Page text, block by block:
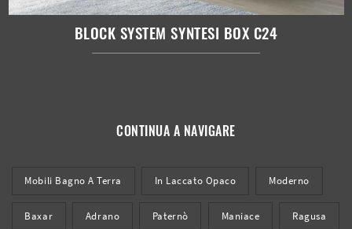
BLOCK SYSTEM SYNTESI BOX C24
CONTINUA A NAVIGARE
Mobili Bagno A Terra In Laccato Opaco Moderno
Baxar Adrano Paternò Maniace Ragusa